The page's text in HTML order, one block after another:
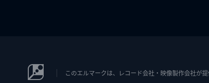
このエルマークは、レコード会社・映像製作会社が